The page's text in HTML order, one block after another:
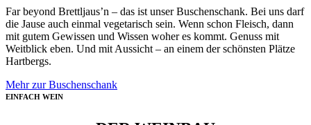
Far beyond Brettljaus’n – das ist unser Buschenschank. Bei uns darf
die Jause auch einmal vegetarisch sein. Wenn schon Fleisch, dann
mit gutem Gewissen und Wissen woher es kommt. Genuss mit
Weitblick eben. Und mit Aussicht – an einem der schönsten Plätze
Hartbergs.
Mehr zur Buschenschank
EINFACH WEIN